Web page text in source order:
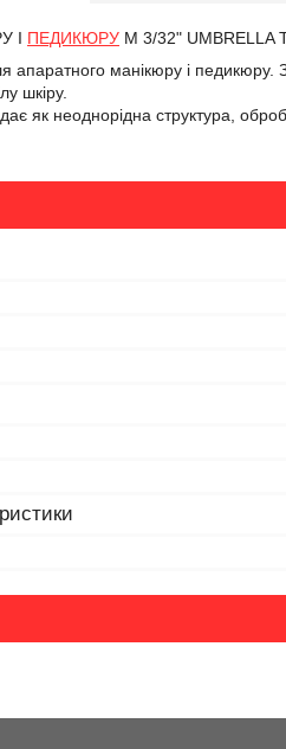
І ПЕДИКЮРУ M 3/32" UMBRELLA
апаратного манікюру і
шкіру.
як неоднорідна структура,